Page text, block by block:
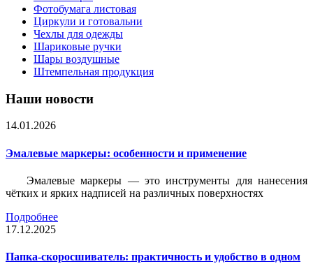
Фотобумага листовая
Циркули и готовальни
Чехлы для одежды
Шариковые ручки
Шары воздушные
Штемпельная продукция
Наши новости
14.01.2026
Эмалевые маркеры: особенности и применение
Эмалевые маркеры — это инструменты для нанесения
чётких и ярких надписей на различных поверхностях
Подробнее
17.12.2025
Папка-скоросшиватель: практичность и удобство в одном